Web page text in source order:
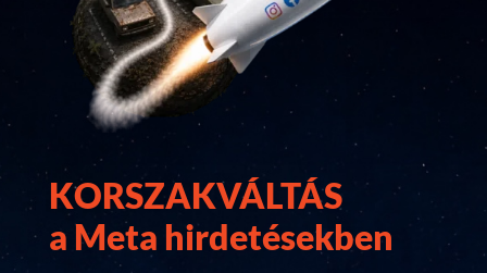
KORSZAKVÁLTÁS
a Meta hirdetésekben